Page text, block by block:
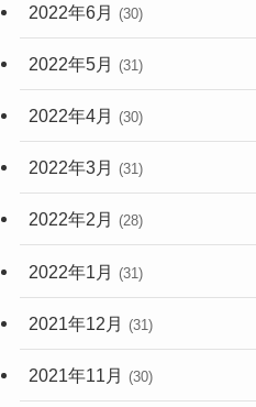
2022年6月 (30)
2022年5月 (31)
2022年4月 (30)
2022年3月 (31)
2022年2月 (28)
2022年1月 (31)
2021年12月 (31)
2021年11月 (30)